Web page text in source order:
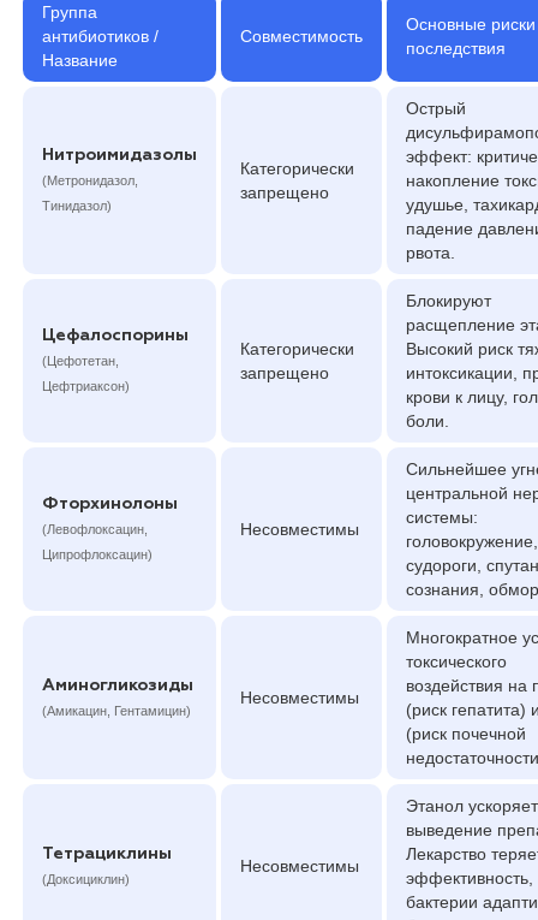
Группа
антибиотиков /
Название
Совместимость
Основные
последствия
Нитроимидазолы
(Метронидазол,
Тинидазол)
Категорически
запрещено
Острый
эффект:
накопление
удушье,
падение
рвота.
Цефалоспорины
(Цефотетан,
Цефтриаксон)
Категорически
запрещено
Блокируют
расщепление
Высокий риск
интоксикации,
крови к лицу,
боли.
Фторхинолоны
(Левофлоксацин,
Ципрофлоксацин)
Несовместимы
Сильнейшее
центральной
системы:
головокружение,
судороги,
сознания,
Аминогликозиды
(Амикацин, Гентамицин)
Несовместимы
Многократное
токсического
воздействия на
(риск гепатита)
(риск почечной
Тетрациклины
(Доксициклин)
Несовместимы
Этанол ускоряет
выведение
Лекарство
эффективность,
бактерии